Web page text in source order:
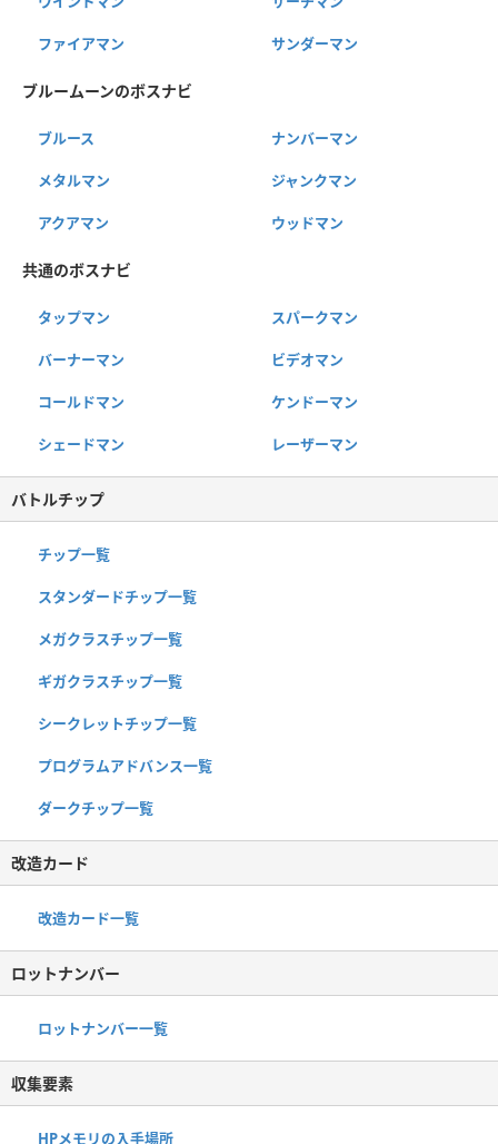
ファイアマン サンダーマン
ブルームーンのボスナビ
ブルース ナンバーマン
メタルマン ジャンクマン
アクアマン ウッドマン
共通のボスナビ
タップマン スパークマン
バーナーマン ビデオマン
コールドマン ケンドーマン
シェードマン レーザーマン
バトルチップ
チップ一覧
スタンダードチップ一覧
メガクラスチップ一覧
ギガクラスチップ一覧
シークレットチップ一覧
プログラムアドバンス一覧
ダークチップ一覧
改造カード
改造カード一覧
ロットナンバー
ロットナンバー一覧
収集要素
HPメモリの入手場所